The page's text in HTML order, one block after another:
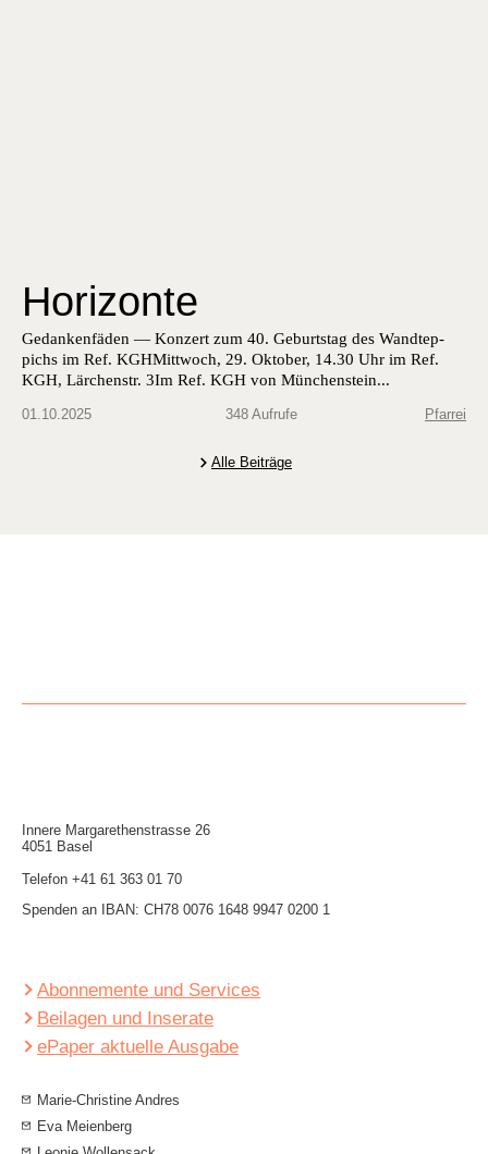
Horizonte
Gedanken­fä­den — Konz­ert zum 40. Geburt­stag des Wandtep­
pichs im Ref. KGHMittwoch, 29. Okto­ber, 14.30 Uhr im Ref.
KGH, Lärchen­str. 3Im Ref. KGH von München­stein...
01.10.2025 348 Aufrufe Pfarrei
Alle Beiträge
Innere Mar­garethen­strasse 26
4051 Basel
Telefon +41 61 363 01 70
Spenden an IBAN: CH78 0076 1648 9947 0200 1
Abonnemente und Services
Beilagen und Inserate
ePaper aktuelle Ausgabe
Marie-Christine Andres
Eva Meienberg